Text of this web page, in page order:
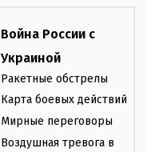
Война России с
Украиной
Ракетные обстрелы
Карта боевых действий
Мирные переговоры
Воздушная тревога в